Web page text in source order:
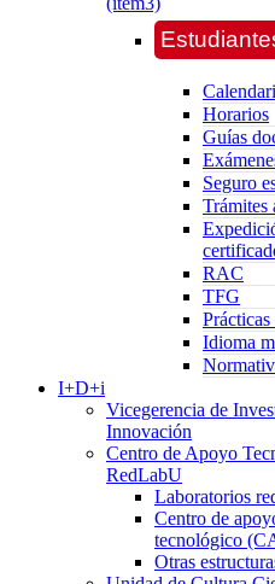
Horarios
Guías
Seguro
Trámites
RAC
TFG
Prácticas
Idioma
I+D+i
Vicegerencia de
Innovación
Centro de Apoyo
RedLabU
Laboratorios
Centro de
tecnológico
Otras